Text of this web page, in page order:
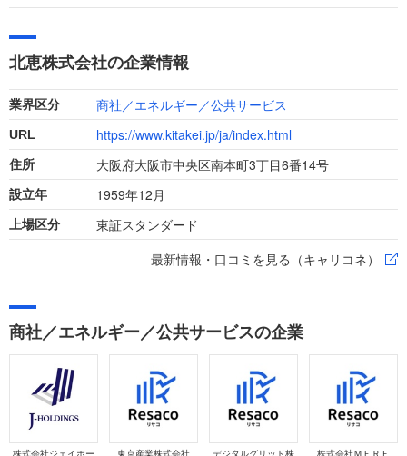
11月期）の業績は、新設住宅着工戸数の減少や資材価格高騰の
北恵株式会社の企業情報
業界区分 商社／エネルギー／公共サービス
URL https://www.kitakei.jp/ja/index.html
住所 大阪府大阪市中央区南本町3丁目6番14号
設立年 1959年12月
上場区分
東証スタンダード
最新情報・口コミを見る（キャリコネ）
商社／エネルギー／公共サービスの企業
株式会社ジェイホー
東京産業株式会社
デジタルグリッド株
株式会社ＭＥＲＦ